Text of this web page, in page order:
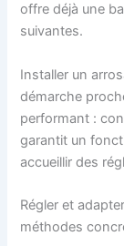
offre déjà une
suivantes.
Installer un
démarche
performant :
garantit un
accueillir des
Régler et
méthodes